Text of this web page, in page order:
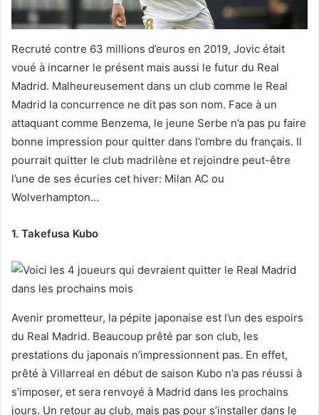
Recruté contre 63 millions d’euros en 2019, Jovic était
voué à incarner le présent mais aussi le futur du Real
Madrid. Malheureusement dans un club comme le Real
Madrid la concurrence ne dit pas son nom. Face à un
attaquant comme Benzema, le jeune Serbe n’a pas pu faire
bonne impression pour quitter dans l’ombre du français. Il
pourrait quitter le club madrilène et rejoindre peut-être
l’une de ses écuries cet hiver: Milan AC ou
Wolverhampton…
1. Takefusa Kubo
Avenir prometteur, la pépite japonaise est l’un des espoirs
du Real Madrid. Beaucoup prêté par son club, les
prestations du japonais n’impressionnent pas. En effet,
prêté à Villarreal en début de saison Kubo n’a pas réussi à
s’imposer, et sera renvoyé à Madrid dans les prochains
jours. Un retour au club, mais pas pour s’installer dans le